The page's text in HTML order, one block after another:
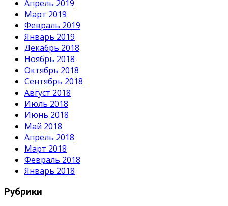
Апрель 2019
Март 2019
Февраль 2019
Январь 2019
Декабрь 2018
Ноябрь 2018
Октябрь 2018
Сентябрь 2018
Август 2018
Июль 2018
Июнь 2018
Май 2018
Апрель 2018
Март 2018
Февраль 2018
Январь 2018
Рубрики